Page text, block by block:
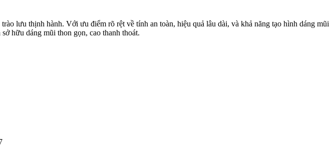
lưu thịnh hành. Với ưu điểm rõ rệt về tính an toàn, hiệu quả lâu dài, và khả năng tạo hình dáng mũi
hữu dáng mũi thon gọn, cao thanh thoát.